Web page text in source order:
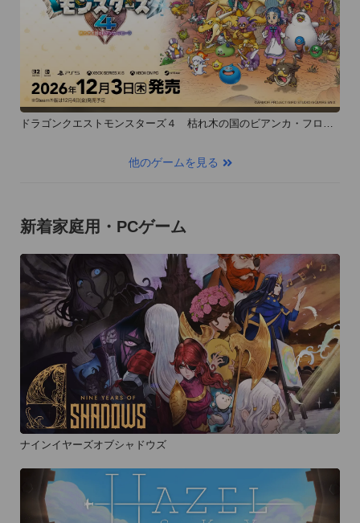
ドラゴンクエストモンスターズ４ 枯れ木の国のビアンカ・フロー
他のゲームを見る
新着家庭用・PCゲーム
ナインイヤーズオブシャドウズ